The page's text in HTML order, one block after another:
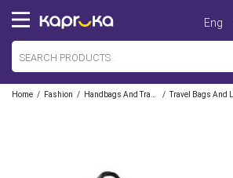
Home / Fashion / /